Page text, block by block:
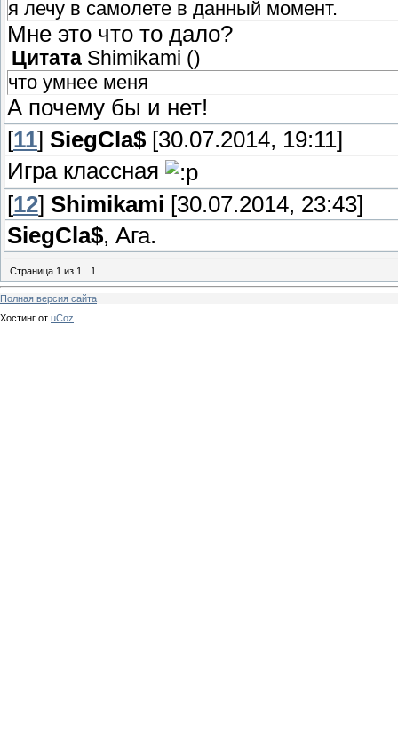
я лечу в самолете в данный момент.
Мне это что то дало?
Цитата Shimikami ()
что умнее меня
А почему бы и нет!
[11] SiegCla$ [30.07.2014, 19:11]
Игра классная
[12] Shimikami [30.07.2014, 23:43]
SiegCla$, Ага.
Страница 1 из 1 1
Полная версия сайта
Хостинг от uCoz